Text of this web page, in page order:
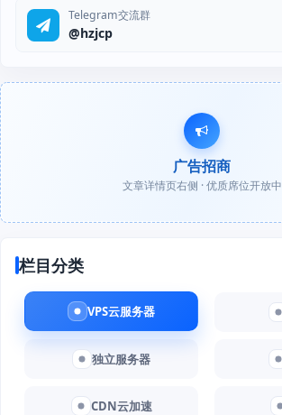
Telegram交流群
@hzjcp
广告招商
文章详情页右侧 · 优质席位开放中
栏目分类
VPS云服务器
独立服务器
CDN云加速